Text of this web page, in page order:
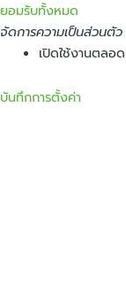
ยอมรับทั้งหมด
จัดการความเป็นส่วนตัว
เปิดใช้งานตลอด
บันทึกการตั้งค่า